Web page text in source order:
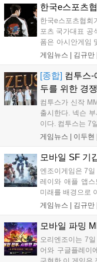
용 가능합니다....
한국e스포츠
한국e스포츠협
포츠 국가대표 공
폼은 아시안게임
구성된 컬렉션은
서는 대회 규정에
게임뉴스 | 김규만
[종합] 컴투스-
두를 위한 경
컴투스가 신작
출시한다. 넥슨
이다. 컴투스는 7
정책, 운영 방향을
게임뉴스 | 이두현
모바일 SF 기
엔조이게임은 7일
레이와 애플 앱
미래를 배경으로
위한 전투를 펼친
지원 보상을 제공
게임뉴스 | 김규만
모바일 파밍
오리엔조이는 7
어와 구글플레이